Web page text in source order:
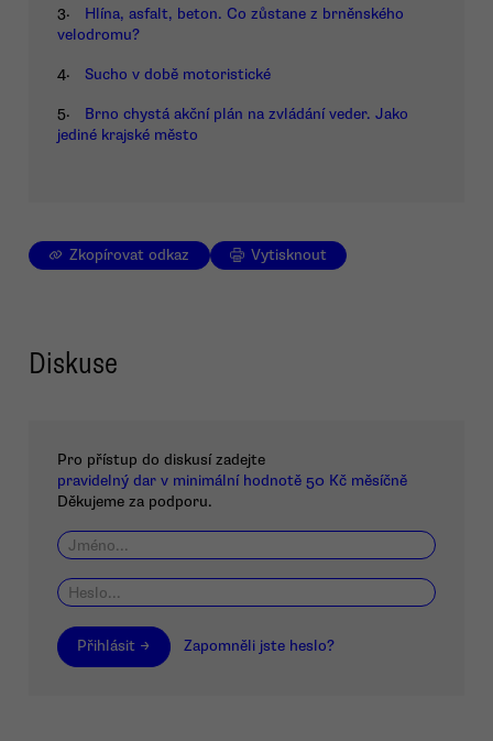
3.
Hlína, asfalt, beton. Co zůstane z brněnského
velodromu?
4. Sucho v době motoristické
5.
Brno chystá akční plán na zvládání veder. Jako
jediné krajské město
Zkopírovat odkaz Vytisknout
Diskuse
Pro přístup do diskusí zadejte
pravidelný dar v minimální hodnotě 50 Kč měsíčně
Děkujeme za podporu.
Přihlásit → Zapomněli jste heslo?